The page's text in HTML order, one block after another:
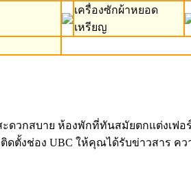
เครื่องซักผ้าหยอด
เหรียญ
ดวกสบาย ห้องพักที่ทันสมัยตกแต่งเ
ติดตั้งช่อง UBC ให้คุณได้รับข่าวสาร ค